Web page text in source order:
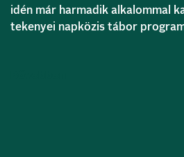
idén már harmadik alkalommal
tekenyei napközis tábor